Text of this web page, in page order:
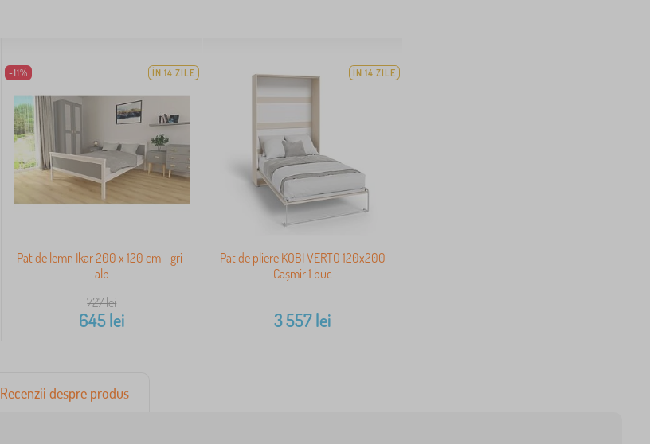
-11% ÎN 14 ZILE
Pat de lemn Ikar 200 x 120 cm - gri-
alb
727lei
645lei
ÎN 14 ZILE
Pat de pliere KOBI VERTO 120x200
Cașmir 1 buc
3 557lei
Recenzii despre produs